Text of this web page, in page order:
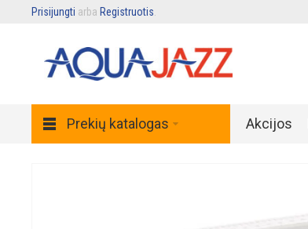
Prisijungti arba Registruotis
Prekių katalogas Akcijos